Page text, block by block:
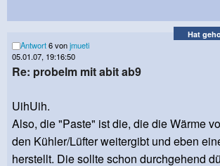
Hat
Antwort6 vonjmueti
05.01.07, 19:16:50
Re: probelm mit abit ab9
UihUih.
Also, die "Paste" ist die, die die Wärme
den Kühler/Lüfter weitergibt und eben
herstellt. Die sollte schon durchgehend